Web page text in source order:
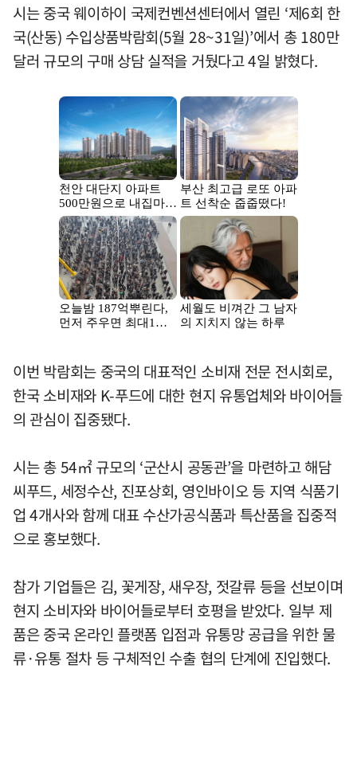
시는 중국 웨이하이 국제컨벤션센터에서 열린 ‘제6회 한
국(산동) 수입상품박람회(5월 28~31일)’에서 총 180만
달러 규모의 구매 상담 실적을 거뒀다고 4일 밝혔다.
이번 박람회는 중국의 대표적인 소비재 전문 전시회로,
한국 소비재와 K-푸드에 대한 현지 유통업체와 바이어들
의 관심이 집중됐다.
시는 총 54㎡ 규모의 ‘군산시 공동관’을 마련하고 해담
씨푸드, 세정수산, 진포상회, 영인바이오 등 지역 식품기
업 4개사와 함께 대표 수산가공식품과 특산품을 집중적
으로 홍보했다.
참가 기업들은 김, 꽃게장, 새우장, 젓갈류 등을 선보이며
현지 소비자와 바이어들로부터 호평을 받았다. 일부 제
품은 중국 온라인 플랫폼 입점과 유통망 공급을 위한 물
류·유통 절차 등 구체적인 수출 협의 단계에 진입했다.